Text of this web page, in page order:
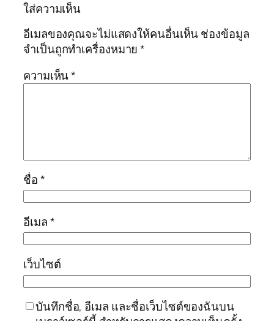
ใส่ความเห็น
อีเมลของคุณจะไม่แสดงให้คนอื่นเห็นช่องข้อมูล
จำเป็นถูกทำเครื่องหมาย*
ความเห็น*
ชื่อ*
อีเมล*
เว็บไซต์
บันทึกชื่อ, อีเมล และชื่อเว็บไซต์ของฉันบน